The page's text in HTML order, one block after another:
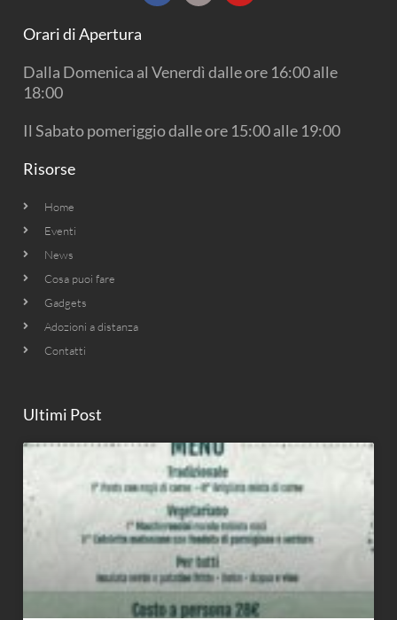
m
Orari di Apertura
Dalla Domenica al Venerdì dalle ore 16:00 alle
18:00
Il Sabato pomeriggio dalle ore 15:00 alle 19:00
Risorse
Home
Eventi
News
Cosa puoi fare
Gadgets
Adozioni a distanza
Contatti
Ultimi Post